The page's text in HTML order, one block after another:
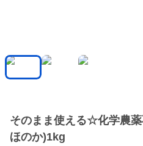
そのまま使える☆化学農
ほのか)1kg